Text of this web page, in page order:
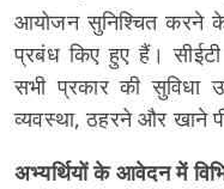
आयोजन सुनिश्चित करने
प्रबंध किए हुए हैं। सीईटी
सभी प्रकार की सुविधा
व्यवस्था, ठहरने और खाने
अभ्यर्थियों के आवेदन में